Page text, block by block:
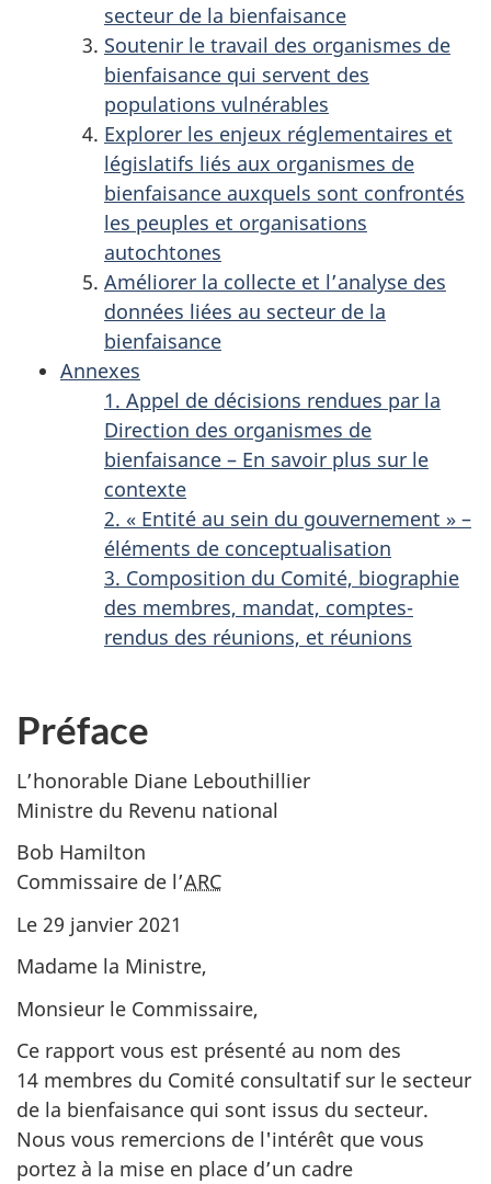
secteur de la bienfaisance
Soutenir le travail des organismes de
bienfaisance qui servent des
populations vulnérables
Explorer les enjeux réglementaires et
législatifs liés aux organismes de
bienfaisance auxquels sont confrontés
les peuples et organisations
autochtones
Améliorer la collecte et l’analyse des
données liées au secteur de la
bienfaisance
Annexes
1. Appel de décisions rendues par la
Direction des organismes de
bienfaisance – En savoir plus sur le
contexte
2. « Entité au sein du gouvernement » –
éléments de conceptualisation
3. Composition du Comité, biographie
des membres, mandat, comptes-
rendus des réunions, et réunions
Préface
L’honorable Diane Lebouthillier
Ministre du Revenu national
Bob Hamilton
Commissaire de l’ARC
Le 29 janvier 2021
Madame la Ministre,
Monsieur le Commissaire,
Ce rapport vous est présenté au nom des
14 membres du Comité consultatif sur le secteur
de la bienfaisance qui sont issus du secteur.
Nous vous remercions de l'intérêt que vous
portez à la mise en place d’un cadre